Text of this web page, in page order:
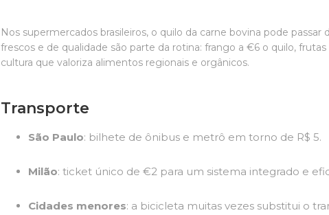
Nos supermercados brasileiros, o quilo da carne bovina pode passar
frescos e de qualidade são parte da rotina: frango a €6 o quilo,
cultura que valoriza alimentos regionais e orgânicos.
Transporte
São Paulo: bilhete de ônibus e metrô em torno de R$ 5.
Milão: ticket único de €2 para um sistema integrado e
Cidades menores: a bicicleta muitas vezes substitui o